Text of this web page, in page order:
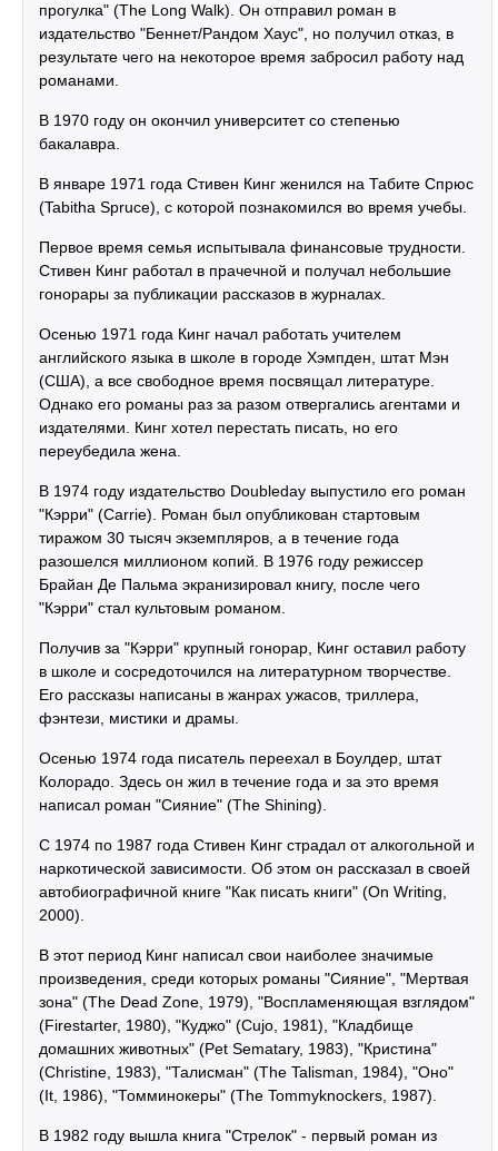
прогулка" (The Long Walk). Он отправил роман в
издательство "Беннет/Рандом Хаус", но получил отказ, в
результате чего на некоторое время забросил работу над
романами.
В 1970 году он окончил университет со степенью
бакалавра.
В январе 1971 года Стивен Кинг женился на Табите Спрюс
(Tabitha Spruce), с которой познакомился во время учебы.
Первое время семья испытывала финансовые трудности.
Стивен Кинг работал в прачечной и получал небольшие
гонорары за публикации рассказов в журналах.
Осенью 1971 года Кинг начал работать учителем
английского языка в школе в городе Хэмпден, штат Мэн
(США), а все свободное время посвящал литературе.
Однако его романы раз за разом отвергались агентами и
издателями. Кинг хотел перестать писать, но его
переубедила жена.
В 1974 году издательство Doubleday выпустило его роман
"Кэрри" (Carrie). Роман был опубликован стартовым
тиражом 30 тысяч экземпляров, а в течение года
разошелся миллионом копий. В 1976 году режиссер
Брайан Де Пальма экранизировал книгу, после чего
"Кэрри" стал культовым романом.
Получив за "Кэрри" крупный гонорар, Кинг оставил работу
в школе и сосредоточился на литературном творчестве.
Его рассказы написаны в жанрах ужасов, триллера,
фэнтези, мистики и драмы.
Осенью 1974 года писатель переехал в Боулдер, штат
Колорадо. Здесь он жил в течение года и за это время
написал роман "Сияние" (The Shining).
С 1974 по 1987 года Стивен Кинг страдал от алкогольной и
наркотической зависимости. Об этом он рассказал в своей
автобиографичной книге "Как писать книги" (On Writing,
2000).
В этот период Кинг написал свои наиболее значимые
произведения, среди которых романы "Сияние", "Мертвая
зона" (The Dead Zone, 1979), "Воспламеняющая взглядом"
(Firestarter, 1980), "Куджо" (Cujo, 1981), "Кладбище
домашних животных" (Pet Sematary, 1983), "Кристина"
(Christine, 1983), "Талисман" (The Talisman, 1984), "Оно"
(It, 1986), "Томминокеры" (The Tommyknockers, 1987).
В 1982 году вышла книга "Стрелок" - первый роман из